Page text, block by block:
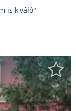
is kiváló"